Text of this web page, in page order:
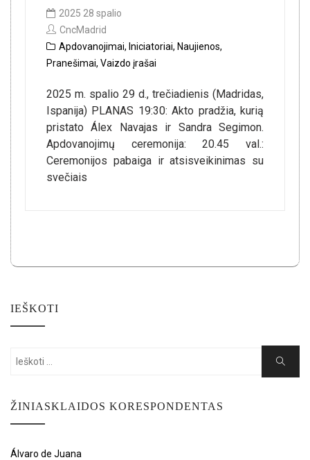
2025 28 spalio
CncMadrid
Apdovanojimai, Iniciatoriai, Naujienos,
Pranešimai, Vaizdo įrašai
2025 m. spalio 29 d., trečiadienis (Madridas,
Ispanija) PLANAS 19:30: Akto pradžia, kurią
pristato Álex Navajas ir Sandra Segimon.
Apdovanojimų ceremonija: 20.45 val.:
Ceremonijos pabaiga ir atsisveikinimas su
svečiais
IEŠKOTI
Search
Search
ŽINIASKLAIDOS KORESPONDENTAS
Álvaro de Juana